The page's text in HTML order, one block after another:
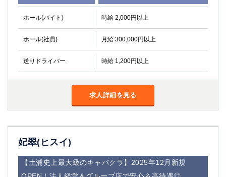
ホール(バイト) 時給 2,000円以上
ホール(社員) 月給 300,000円以上
送りドライバー 時給 1,200円以上
求人詳細を見る
妃翠(ヒスイ)
【土浦史上最大級のキャバクラ】2025年12月新規
柏（東口）
下総中山
茂原
松戸
栃木県
茨城県
土浦
群馬県